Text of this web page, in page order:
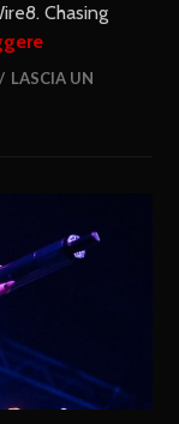
Chasing
LASCIA UN